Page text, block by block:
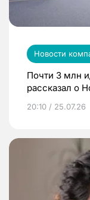
Новости
Почти 3 млн
рассказал о
20:10 / 25.07.26